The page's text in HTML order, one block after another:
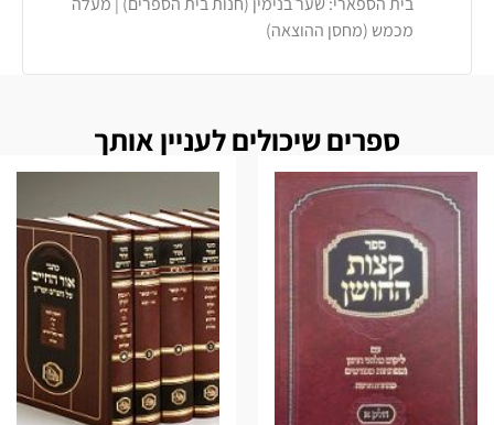
מכמש (מחסן ההוצאה)
ספרים שיכולים לעניין אותך